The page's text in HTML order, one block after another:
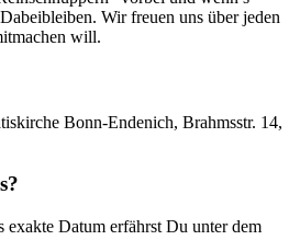
Wir freuen uns über jeden
will.
Bonn-Endenich, Brahmsstr. 14,
exakte Datum erfährst Du unter dem